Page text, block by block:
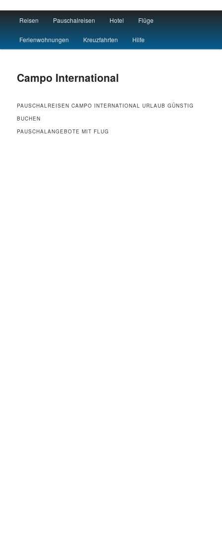
Reisen Hotel Flug
Skip to primary content
Skip to secondary content
Reisen Pauschalreisen Hotel Flüge
Ferienwohnungen Kreuzfahrten Hilfe
Campo International
PAUSCHALREISEN CAMPO INTERNATIONAL URLAUB GÜNSTIG
BUCHEN
PAUSCHALANGEBOTE MIT FLUG